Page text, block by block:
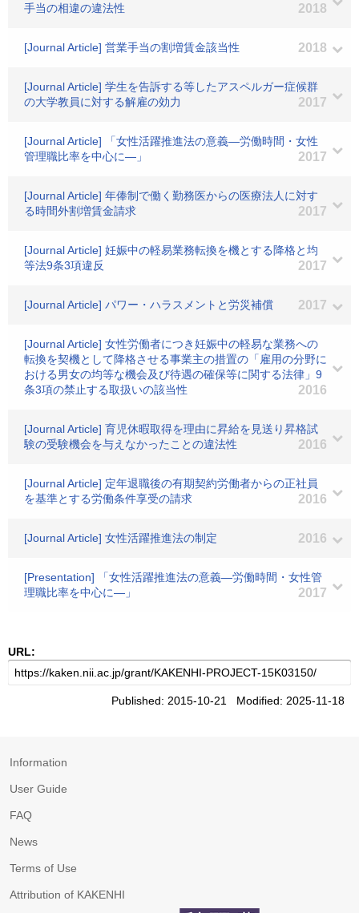
手当の相違の違法性
2018
[Journal Article] 営業手当の割増賃金該当性 2018
[Journal Article] 学生を告訴する等したアスペルガー症候群
の大学教員に対する解雇の効力
2017
[Journal Article] 「女性活躍推進法の意義―労働時間・女性
管理職比率を中心に―」
2017
[Journal Article] 年俸制で働く勤務医からの医療法人に対す
る時間外割増賃金請求
2017
[Journal Article] 妊娠中の軽易業務転換を機とする降格と均
等法9条3項違反
2017
[Journal Article] パワー・ハラスメントと労災補償 2017
[Journal Article] 女性労働者につき妊娠中の軽易な業務への
転換を契機として降格させる事業主の措置の「雇用の分野に
おける男女の均等な機会及び待遇の確保等に関する法律」9
条3項の禁止する取扱いの該当性
2016
[Journal Article] 育児休暇取得を理由に昇給を見送り昇格試
験の受験機会を与えなかったことの違法性
2016
[Journal Article] 定年退職後の有期契約労働者からの正社員
を基準とする労働条件享受の請求
2016
[Journal Article] 女性活躍推進法の制定 2016
[Presentation] 「女性活躍推進法の意義―労働時間・女性管
理職比率を中心に―」
2017
URL:
Published: 2015-10-21 Modified: 2025-11-18
Information
User Guide
FAQ
News
Terms of Use
Attribution of KAKENHI